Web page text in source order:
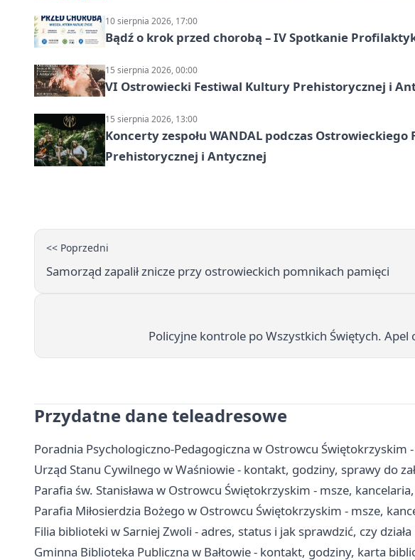
10 sierpnia 2026, 17:00
Bądź o krok przed chorobą – IV Spotkanie
15 sierpnia 2026, 00:00
VI Ostrowiecki Festiwal Kultury Prehistorycznej i
15 sierpnia 2026, 13:00
Koncerty zespołu WANDAL podczas
Prehistorycznej i Antycznej
<< Poprzedni
Samorząd zapalił znicze przy ostrowieckich pomnikach pamięci
Policyjne kontrole po Wszystkich Świętych.
Przydatne dane teleadresowe
Poradnia Psychologiczno-Pedagogiczna w Ostrowcu Świętokrzyskim
Urząd Stanu Cywilnego w Waśniowie - kontakt, godziny, sprawy do
Parafia św. Stanisława w Ostrowcu Świętokrzyskim - msze,
Parafia Miłosierdzia Bożego w Ostrowcu Świętokrzyskim - msze,
Filia biblioteki w Sarniej Zwoli - adres, status i jak sprawdzić, czy działa
Gminna Biblioteka Publiczna w Bałtowie - kontakt, godziny, karta